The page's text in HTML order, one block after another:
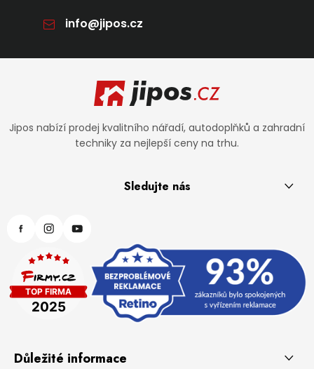
info@jipos.cz
Jipos nabízí prodej kvalitního nářadí, autodoplňků a zahradní
techniky za nejlepší ceny na trhu.
Sledujte nás
Důležité informace